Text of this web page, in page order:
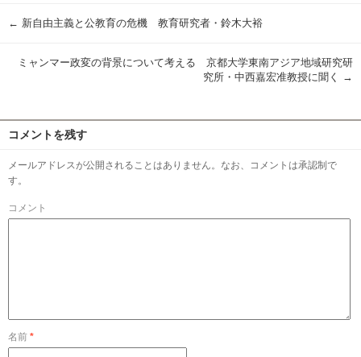
← 新自由主義と公教育の危機 教育研究者・鈴木大裕
ミャンマー政変の背景について考える 京都大学東南アジア地域研究研
究所・中西嘉宏准教授に聞く
→
コメントを残す
メールアドレスが公開されることはありません。なお、コメントは承認制で
す。
コメント
名前 *